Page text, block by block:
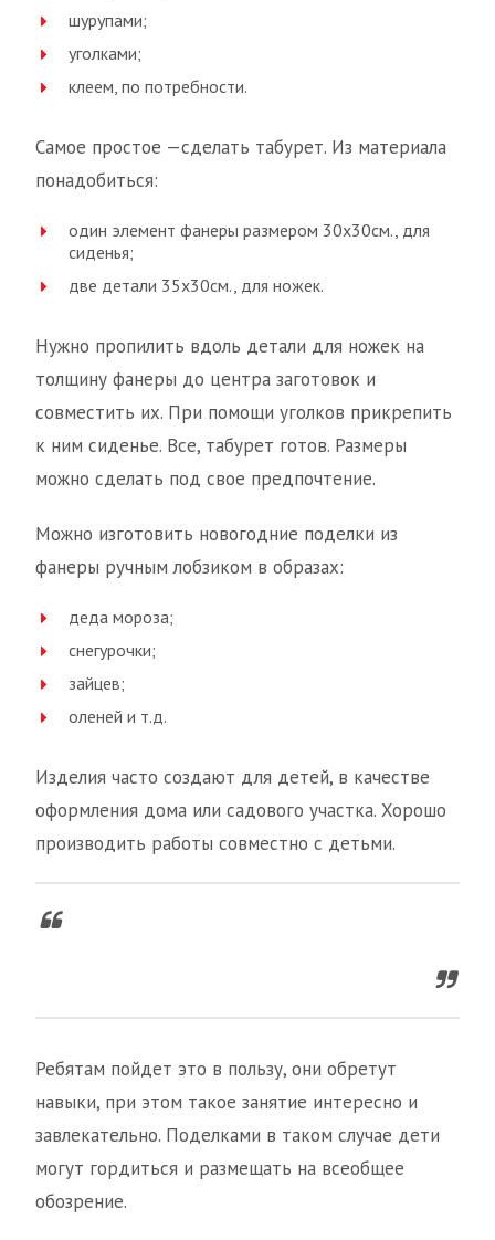
шурупами;
уголками;
клеем, по потребности.
Самое простое —сделать табурет. Из материала
понадобиться:
один элемент фанеры размером 30х30см., для
сиденья;
две детали 35х30см., для ножек.
Нужно пропилить вдоль детали для ножек на
толщину фанеры до центра заготовок и
совместить их. При помощи уголков прикрепить
к ним сиденье. Все, табурет готов. Размеры
можно сделать под свое предпочтение.
Можно изготовить новогодние поделки из
фанеры ручным лобзиком в образах:
деда мороза;
снегурочки;
зайцев;
оленей и т.д.
Изделия часто создают для детей, в качестве
оформления дома или садового участка. Хорошо
производить работы совместно с детьми.
Ребятам пойдет это в пользу, они обретут
навыки, при этом такое занятие интересно и
завлекательно. Поделками в таком случае дети
могут гордиться и размещать на всеобщее
обозрение.